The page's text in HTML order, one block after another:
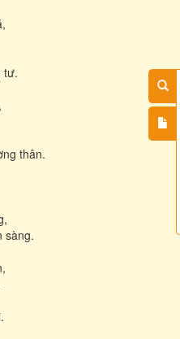
tư.
thân.
sàng.